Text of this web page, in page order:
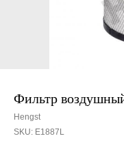
Фильтр
Hengst
SKU: E1887L